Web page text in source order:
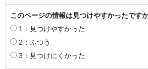
このページの情報は見つけやすかったです
1：見つけやすかった
2：ふつう
3：見つけにくかった